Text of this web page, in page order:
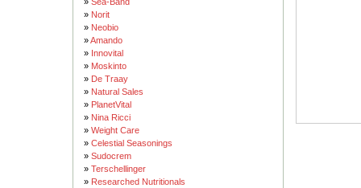
» Norit
» Neobio
»Amando
» Innovital
» Moskinto
» De Traay
» Natural Sales
» PlanetVital
» Nina Ricci
» Weight Care
» Celestial Seasonings
» Sudocrem
» Terschellinger
» Researched Nutritionals